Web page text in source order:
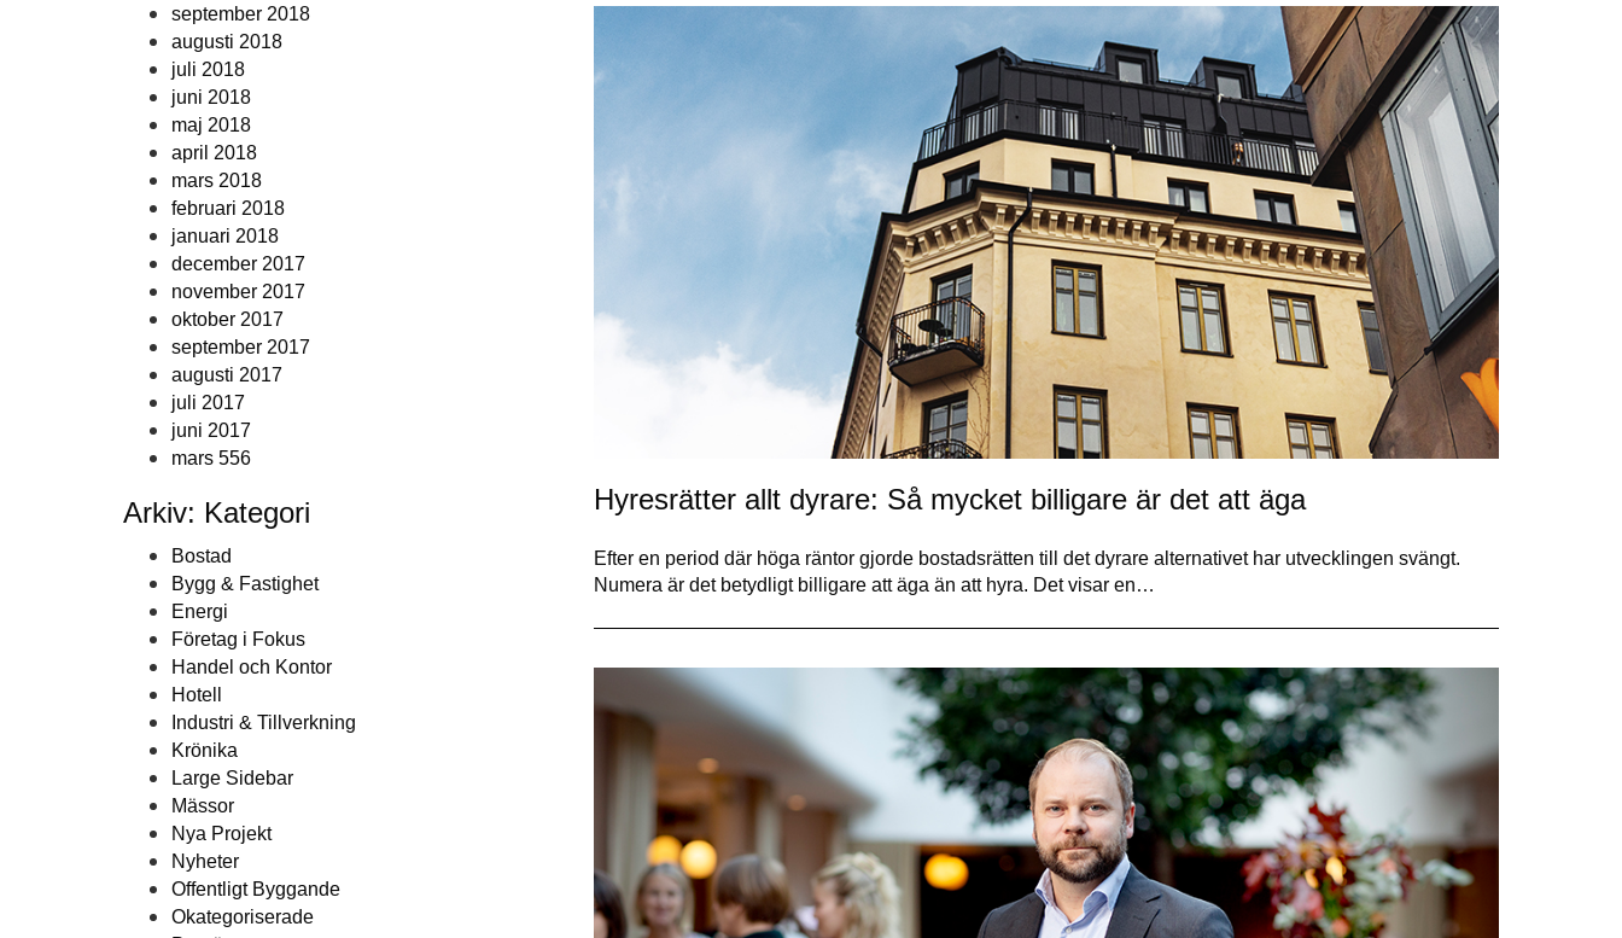
september 2018
augusti 2018
juli 2018
juni 2018
maj 2018
april 2018
mars 2018
februari 2018
januari 2018
december 2017
november 2017
oktober 2017
september 2017
augusti 2017
juli 2017
juni 2017
mars 556
Arkiv: Kategori
Bostad
Bygg & Fastighet
Energi
Företag i Fokus
Handel och Kontor
Hotell
Industri & Tillverkning
Krönika
Large Sidebar
Mässor
Nya Projekt
Nyheter
Offentligt Byggande
Okategoriserade
Hyresrätter allt dyrare: Så mycket billigare är det att äga
Efter en period där höga räntor gjorde bostadsrätten till det dyrare alternativet har utvecklingen svängt.
Numera är det betydligt billigare att äga än att hyra. Det visar en…